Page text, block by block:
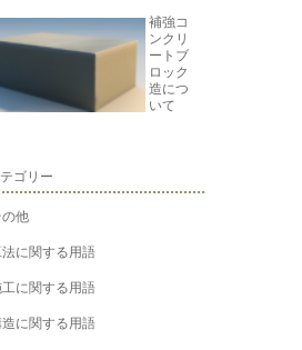
補強コ
ンクリ
ートブ
ロック
造につ
いて
ゴリー
の他
に関する用語
に関する用語
に関する用語